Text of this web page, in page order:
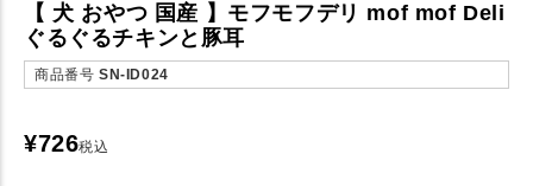
【 犬 おやつ 国産 】モフモフデリ mof mof Deli
ぐるぐるチキンと豚耳
商品番号 SN-ID024
¥726税込